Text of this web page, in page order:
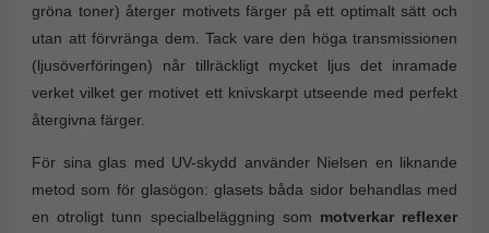
gröna toner) återger motivets färger på ett optimalt sätt och
utan att förvränga dem. Tack vare den höga transmissionen
(ljusöverföringen) når tillräckligt mycket ljus det inramade
verket vilket ger motivet ett knivskarpt utseende med perfekt
återgivna färger.
För sina glas med UV-skydd använder Nielsen en liknande
metod som för glasögon: glasets båda sidor behandlas med
en otroligt tunn specialbeläggning som motverkar reflexer